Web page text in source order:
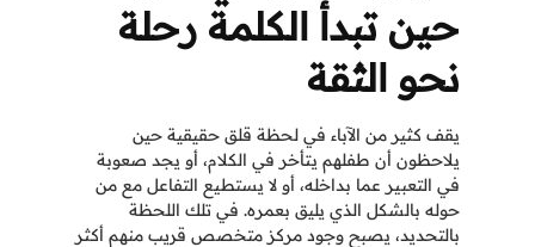
حين تبدأ الكلمة رحلة
نحو الثقة
يقف كثير من الآباء في لحظة قلق حقيقية حين
يلاحظون أن طفلهم يتأخر في الكلام، أو يجد صعوبة
في التعبير عما بداخله، أو لا يستطيع التفاعل مع من
حوله بالشكل الذي يليق بعمره. في تلك اللحظة
بالتحديد، يصبح وجود مركز متخصص قريب منهم أكثر